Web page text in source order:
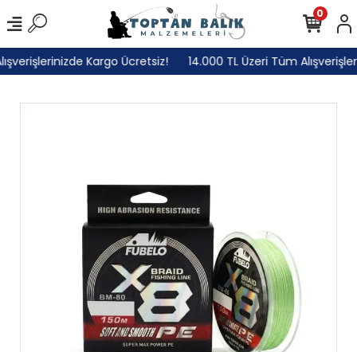
Kargo Ücretsiz! 14.000 TL Üzeri Tüm
0